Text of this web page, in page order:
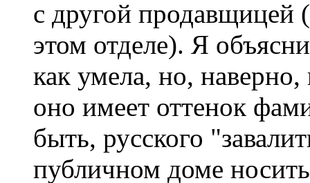
с другой продавщицей
этом отделе). Я
как умела, но, наверно,
оно имеет оттенок
быть, русского
публичном доме